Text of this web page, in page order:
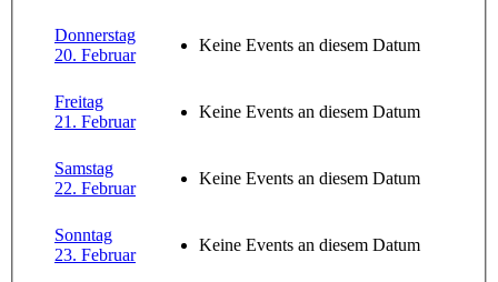
Donnerstag
20. Februar
Keine Events an diesem Datum
Freitag
21. Februar
Keine Events an diesem Datum
Samstag
22. Februar
Keine Events an diesem Datum
Sonntag
23. Februar
Keine Events an diesem Datum